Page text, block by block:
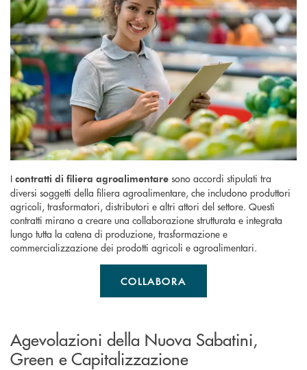
I contratti di filiera agroalimentare sono accordi stipulati tra
diversi soggetti della filiera agroalimentare, che includono produttori
agricoli, trasformatori, distributori e altri attori del settore. Questi
contratti mirano a creare una collaborazione strutturata e integrata
lungo tutta la catena di produzione, trasformazione e
commercializzazione dei prodotti agricoli e agroalimentari.
COLLABORA
Agevolazioni della Nuova Sabatini,
Green e Capitalizzazione